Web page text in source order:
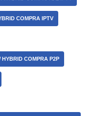
COMPRA IPTV
HYBRID COMPRA P2P